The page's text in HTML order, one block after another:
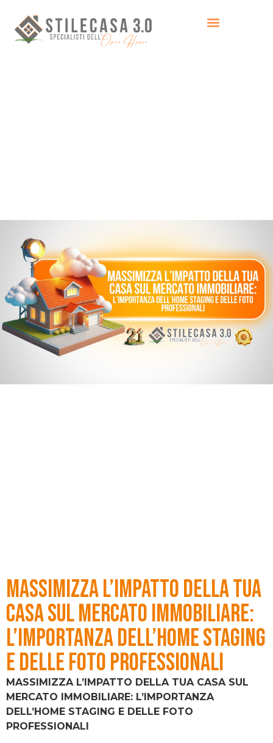
Massimizza l’Impatto della Tua
Casa sul Mercato Immobiliare:
L’Importanza dell’Home Staging
e delle Foto Professionali
MASSIMIZZA L’IMPATTO DELLA TUA CASA SUL
MERCATO IMMOBILIARE: L’IMPORTANZA
DELL’HOME STAGING E DELLE FOTO
PROFESSIONALI